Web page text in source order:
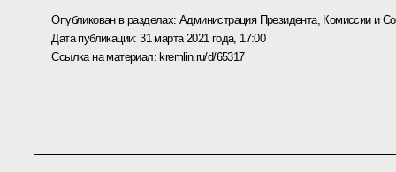
Опубликован в разделах: Администрация Президента, Комиссии и
Дата публикации:31 марта 2021 года, 17:00
Ссылка на материал: kremlin.ru/d/65317